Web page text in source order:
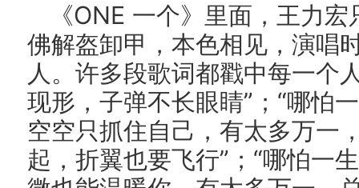
《ONE 一个》里面，王力
佛解盔卸甲，本色相见，演唱
人。许多段歌词都戳中每一个
现形，子弹不长眼睛”；“哪怕
空空只抓住自己，有太多万一
起，折翼也要飞行”；“哪怕一